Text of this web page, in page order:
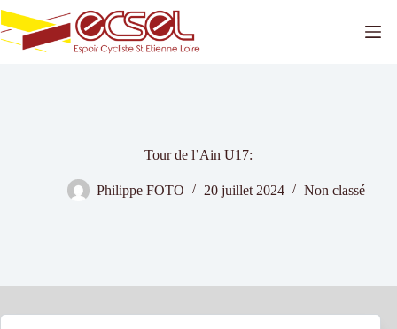
Passer
au
contenu
Tour de l’Ain U17:
Philippe FOTO 20 juillet 2024 Non classé